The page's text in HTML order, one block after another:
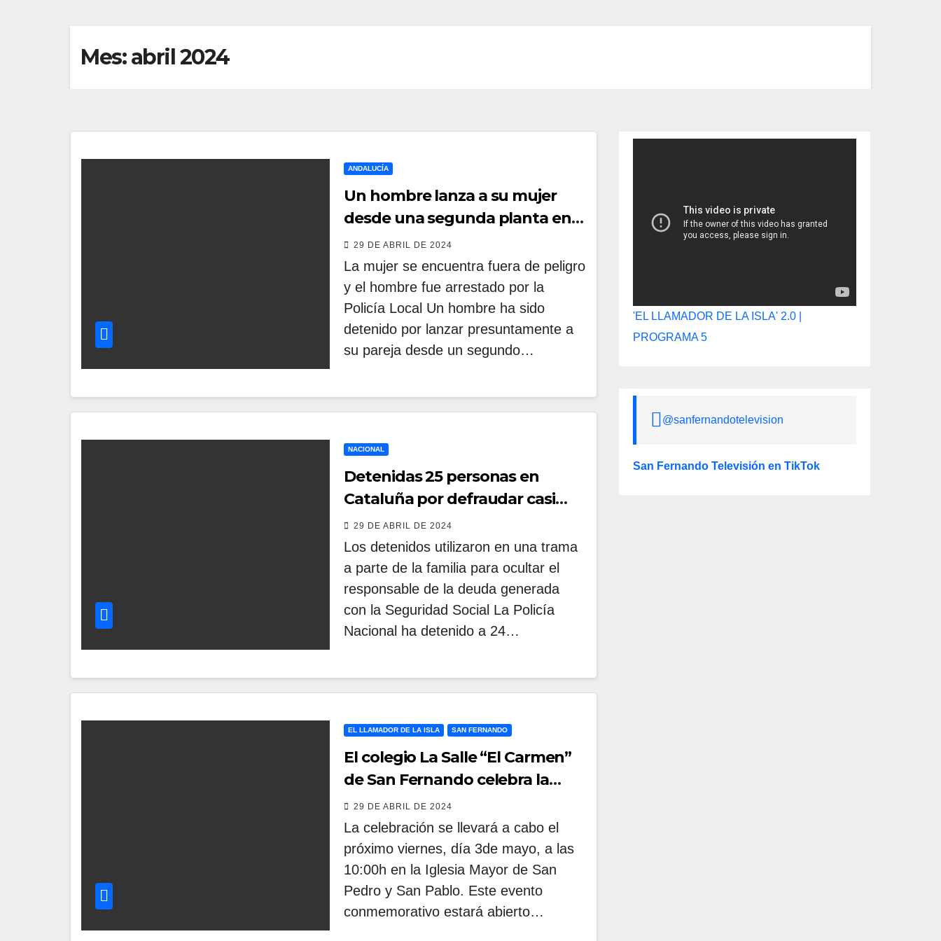
Mes:abril 2024
ANDALUCÍA
Un hombre lanza a su mujer
desde una segunda planta en
Fuengirola
29 DE ABRIL DE 2024
La mujer se encuentra fuera de peligro
y el hombre fue arrestado por la
Policía Local Un hombre ha sido
detenido por lanzar presuntamente a
su pareja desde un segundo…
NACIONAL
Detenidas 25 personas en
Cataluña por defraudar casi
ocho millones de euros a la
Seguridad Social
29 DE ABRIL DE 2024
Los detenidos utilizaron en una trama
a parte de la familia para ocultar el
responsable de la deuda generada
con la Seguridad Social La Policía
Nacional ha detenido a 24…
EL LLAMADOR DE LA ISLA SAN FERNANDO
El colegio La Salle “El Carmen”
de San Fernando celebra la
eucaristía en honor a San Juan
Bautista de La Salle
29 DE ABRIL DE 2024
La celebración se llevará a cabo el
próximo viernes, día 3de mayo, a las
10:00h en la Iglesia Mayor de San
Pedro y San Pablo. Este evento
conmemorativo estará abierto…
'EL LLAMADOR DE LA ISLA' 2.0 |
PROGRAMA 5
@sanfernandotelevision
San Fernando Televisión en TikTok